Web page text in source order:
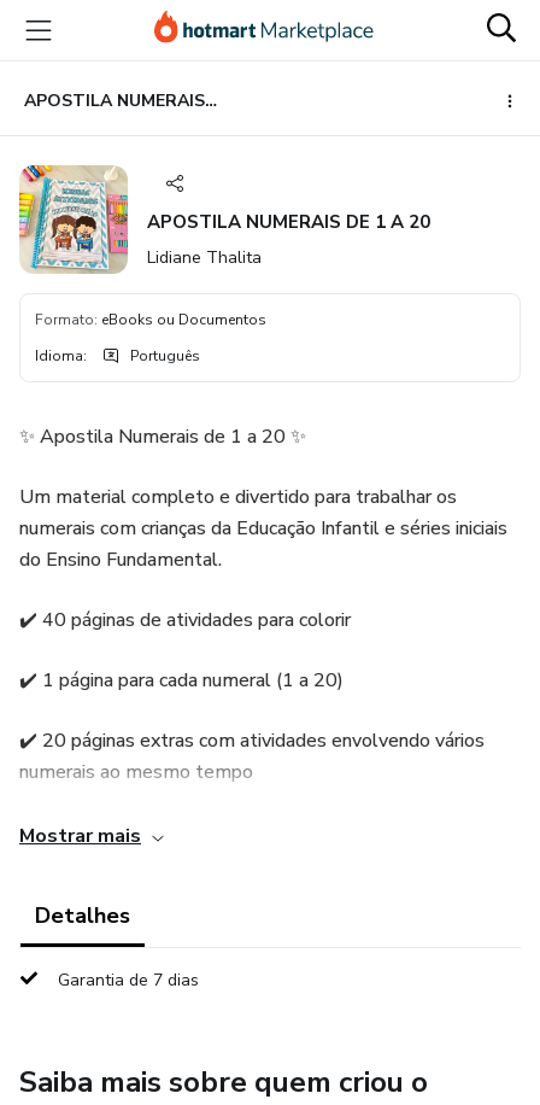
para
conteúdo
principal
para
pagamento
para
rodapé
APOSTILA NUMERAIS DE 1 A 20
APOSTILA NUMERAIS DE 1 A 20
Lidiane Thalita
Formato: eBooks ou Documentos
Idioma: Português
✨ Apostila Numerais de 1 a 20 ✨
Um material completo e divertido para trabalhar os
numerais com crianças da Educação Infantil e séries iniciais
do Ensino Fundamental.
✔️ 40 páginas de atividades para colorir
✔️ 1 página para cada numeral (1 a 20)
✔️ 20 páginas extras com atividades envolvendo vários
numerais ao mesmo tempo
As propostas contemplam:
🔹 Sequência numérica
🔹 Contagem oral
Mostrar mais
Detalhes
Garantia de 7 dias
Saiba mais sobre quem criou o